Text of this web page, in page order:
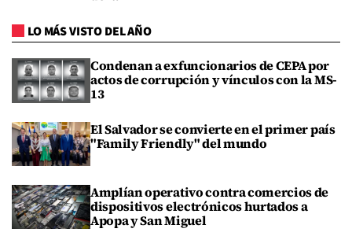
LO MÁS VISTO DEL AÑO
Condenan a exfuncionarios de CEPA por
actos de corrupción y vínculos con la MS-
13
El Salvador se convierte en el primer país
"Family Friendly" del mundo
Amplían operativo contra comercios de
dispositivos electrónicos hurtados a
Apopa y San Miguel